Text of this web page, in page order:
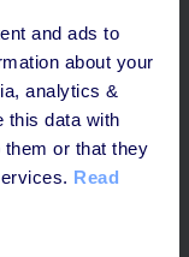
and ads to
about your
analytics &
this data with
or that they
Read
LÆSNING
bedste